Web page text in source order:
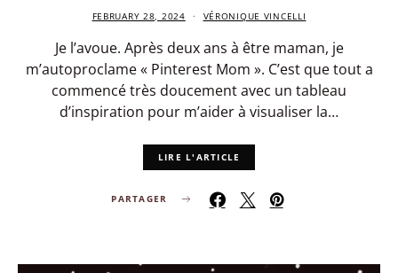
FEBRUARY 28, 2024 VÉRONIQUE VINCELLI
Je l’avoue. Après deux ans à être maman, je
m’autoproclame « Pinterest Mom ». C’est que tout a
commencé très doucement avec un tableau
d’inspiration pour m’aider à visualiser la…
LIRE L'ARTICLE
PARTAGER